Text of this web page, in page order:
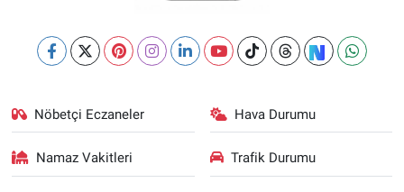
Nöbetçi Eczaneler Hava Durumu
Namaz Vakitleri Trafik Durumu